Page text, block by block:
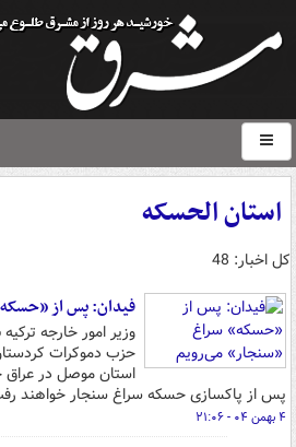
استان الحسکه
کل اخبار: 48
فیدان: پس از
وزیر امور خارجه
حزب دموکرات
استان موصل در عراق
پس از پاکسازی حسکه سراغ سنجار خواهند
۴ بهمن ۰۴ - ۲۱:۰۶